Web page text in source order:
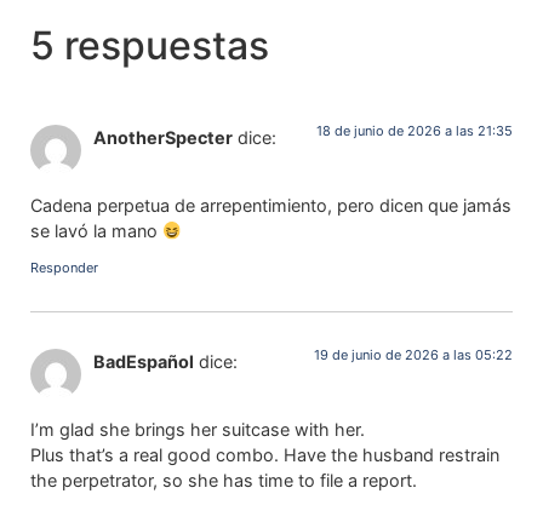
5 respuestas
AnotherSpecter dice: 18 de junio de 2026 a las 21:35
Cadena perpetua de arrepentimiento, pero dicen que jamás
se lavó la mano
Responder
BadEspañol dice: 19 de junio de 2026 a las 05:22
I’m glad she brings her suitcase with her.
Plus that’s a real good combo. Have the husband restrain
the perpetrator, so she has time to file a report.